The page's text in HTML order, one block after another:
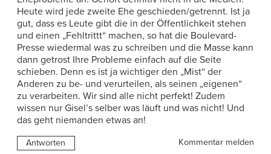
Heute wird jede zweite Ehe geschieden/getrennt. Ist ja
gut, dass es Leute gibt die in der Öffentlichkeit stehen
und einen „Fehltrittt“ machen, so hat die Boulevard-
Presse wiedermal was zu schreiben und die Masse kann
dann getrost Ihre Probleme einfach auf die Seite
schieben. Denn es ist ja wichtiger den „Mist“ der
Anderen zu be- und verurteilen, als seinen „eigenen“
zu verarbeiten. Wir sind alle nicht perfekt! Zudem
wissen nur Gisel’s selber was läuft und was nicht! Und
das geht niemanden etwas an!
Antworten Kommentar melden